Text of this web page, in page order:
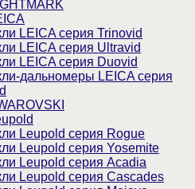
LEICA серия Trinovid
LEICA серия Ultravid
LEICA серия Duovid
дальномеры LEICA серия
Leupold серия Rogue
Leupold серия Yosemite
Leupold серия Acadia
Leupold серия Cascades